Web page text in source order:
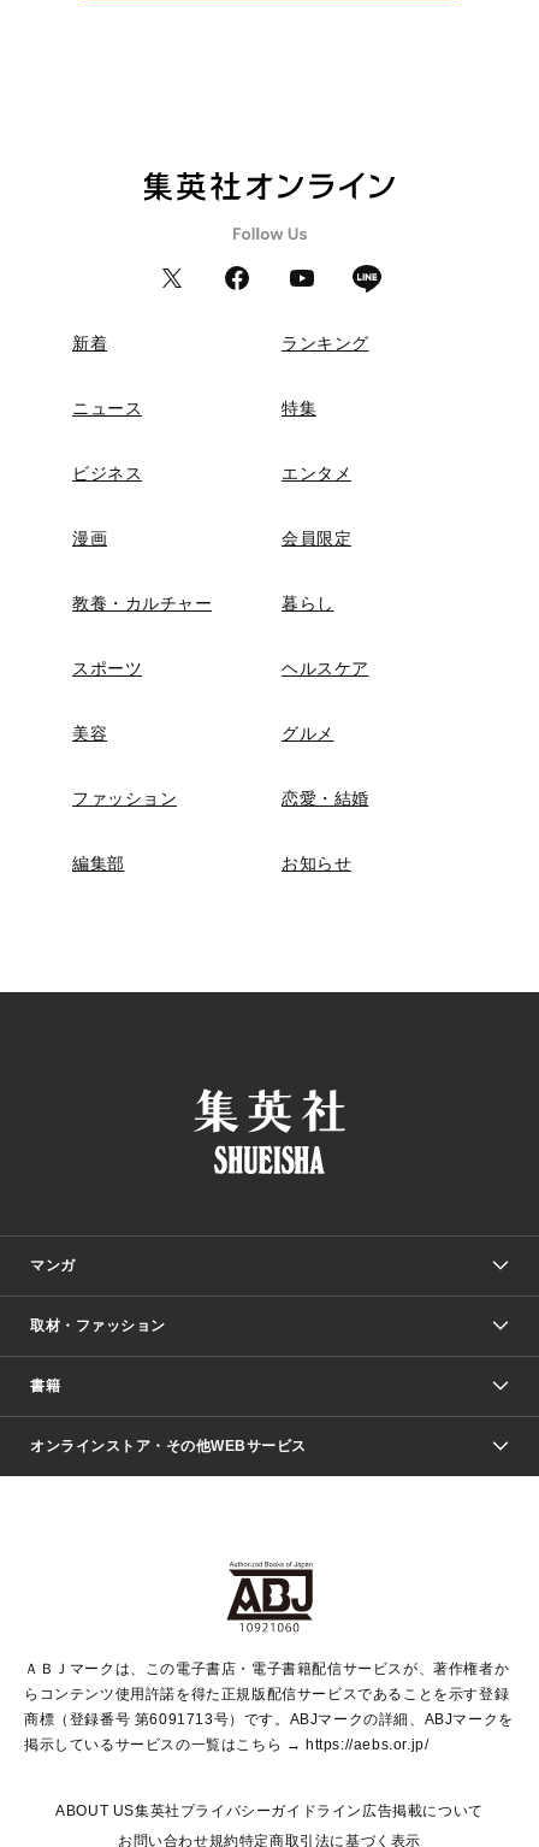
新着 ランキング
ニュース 特集
ビジネス エンタメ
漫画 会員限定
教養・カルチャー 暮らし
スポーツ ヘルスケア
美容 グルメ
ファッション 恋愛・結婚
編集部 お知らせ
マンガ
少年マンガ
Vジャンプ
ジャンプルーキー！
ジャンプTOON
S-MANGA
集英社ジャンプリミックス
週刊ヤングジャンプ
ウルトラジャンプ
少女マンガ
リマコミ＋
マンガMeets
月刊オフィスユー
取材・ファッション
Seventeen
LEE
Marisol
T JAPAN:The New York Times Style Magazine
芸能・情報・スポーツ
パラスポ＋！
書籍
文芸・文庫・総合
青春と読書
アジア人物史
集英社新書
集英社新書プラス
よみタイ
ライトノベル・ノベライズ
集英社Webマガジン Cobalt
集英社オレンジ文庫
シフォン文庫
JUMP j BOOKS
集英社みらい文庫
S-KIDS.LAND
オンラインストア・その他WEBサービス
SHUEISHA MANGA-ART HERITAGE
HAPPY PLUS STORE
shueisha vox
SHOP Marisol
EDITOR'S LAB
ＡＢＪマークは、この電子書店・電子書籍配信サービスが、著作権者か
らコンテンツ使用許諾を得た正規版配信サービスであることを示す登録
商標（登録番号 第6091713号）です。ABJマークの詳細、ABJマークを
掲示しているサービスの一覧はこちら → https://aebs.or.jp/
ABOUT US集英社プライバシーガイドライン 広告掲載について
お問い合わせ規約特定商取引法に基づく表示